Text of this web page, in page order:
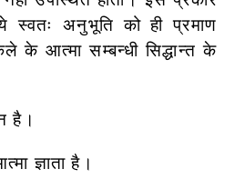
स्वतः अनुभूति को ही प्रमाण
के आत्मा सम्बन्धी सिद्धान्त के
है।
ज्ञाता है।